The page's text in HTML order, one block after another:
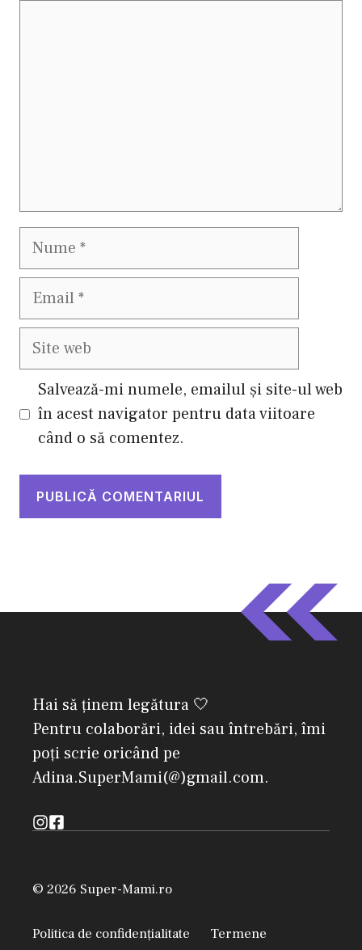
Nume
Email
Site
Salvează-mi numele, emailul și site-ul web
în acest navigator pentru data viitoare
când o să comentez.
Hai să ținem legătura 🤍
Pentru colaborări, idei sau întrebări, îmi
poți scrie oricând pe
Adina.SuperMami(@)gmail.com.
© 2026 Super-Mami.ro
Politica de confidențialitate Termene